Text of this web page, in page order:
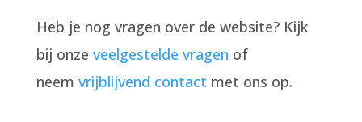
Heb je nog vragen over de website? Kijk
bij onze veelgestelde vragen of
neem vrijblijvend contact met ons op.